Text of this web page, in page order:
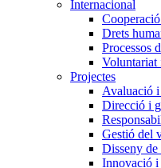
Internacional
Drets
Processos
Voluntariat
Projectes
Avaluació
Direcció i
Gestió del
Disseny de
Innovació i